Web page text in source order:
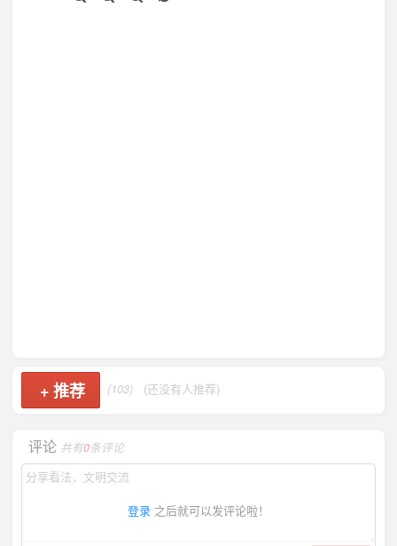
+推荐 (103) (还没有人推荐)
评论 共有0条评论
登录 之后就可以发评论啦！